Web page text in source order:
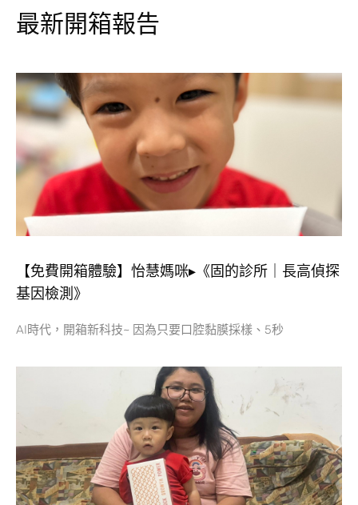
最新開箱報告
【免費開箱體驗】怡慧媽咪▸《固的診所｜長高偵探
基因檢測》
AI時代，開箱新科技~ 因為只要口腔黏膜採樣、5秒